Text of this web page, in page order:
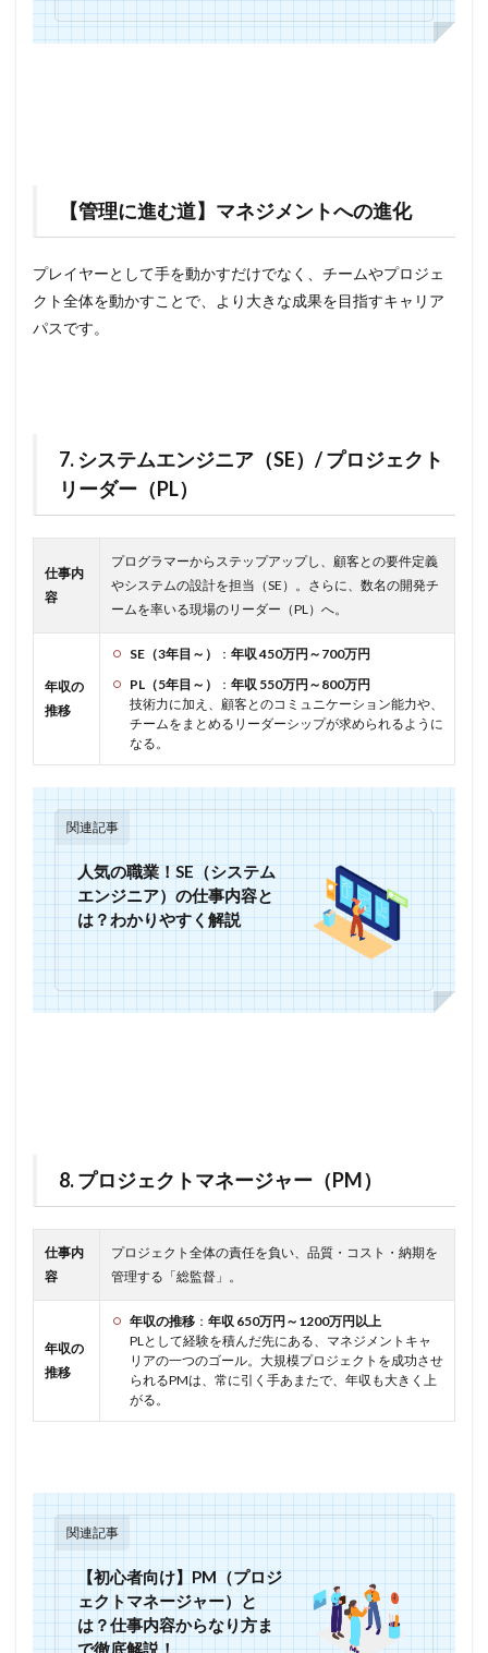
【管理に進む道】マネジメントへの進化
プレイヤーとして手を動かすだけでなく、チームやプロジェ
クト全体を動かすことで、より大きな成果を目指すキャリア
パスです。
7. システムエンジニア（SE）/ プロジェクト
リーダー（PL）
仕事内
容
プログラマーからステップアップし、顧客との要件定義
やシステムの設計を担当（SE）。さらに、数名の開発チ
ームを率いる現場のリーダー（PL）へ。
年収の
推移
SE（3年目～） ： 年収 450万円～700万円
PL（5年目～）
： 年収 550万円～800万円
技術力に加え、顧客とのコミュニケーション能力や、
チームをまとめるリーダーシップが求められるように
なる。
関連記事
人気の職業！SE（システム
エンジニア）の仕事内容と
は？わかりやすく解説
8. プロジェクトマネージャー（PM）
仕事内
容
プロジェクト全体の責任を負い、品質・コスト・納期を
管理する「総監督」。
年収の
推移
年収の推移 ： 年収 650万円～1200万円以上
PLとして経験を積んだ先にある、マネジメントキャ
リアの一つのゴール。大規模プロジェクトを成功させ
られるPMは、常に引く手あまたで、年収も大きく上
がる。
関連記事
【初心者向け】PM（プロジ
ェクトマネージャー）と
は？仕事内容からなり方ま
で徹底解説！